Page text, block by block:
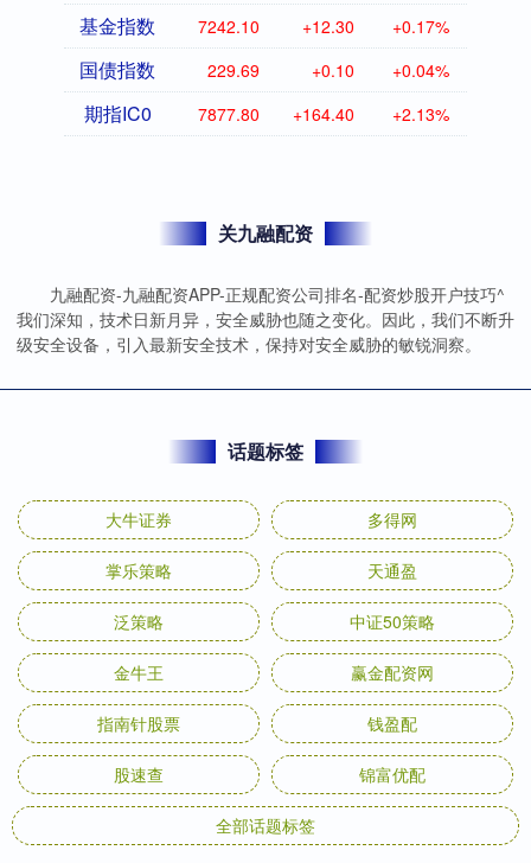
基金指数 7242.10 +12.30 +0.17%
国债指数 229.69 +0.10 +0.04%
期指IC0 7877.80 +164.40 +2.13%
关九融配资
九融配资-九融配资APP-正规配资公司排名-配资炒股开户技巧^
我们深知，技术日新月异，安全威胁也随之变化。因此，我们不断升
级安全设备，引入最新安全技术，保持对安全威胁的敏锐洞察。
话题标签
大牛证券 多得网
掌乐策略 天通盈
泛策略 中证50策略
金牛王 赢金配资网
指南针股票 钱盈配
股速查 锦富优配
全部话题标签